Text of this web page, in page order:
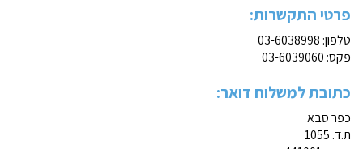
פרטי התקשרות:
טלפון: 03-6038998
פקס: 03-6039060
כתובת למשלוח דואר:
כפר סבא
ת.ד. 1055